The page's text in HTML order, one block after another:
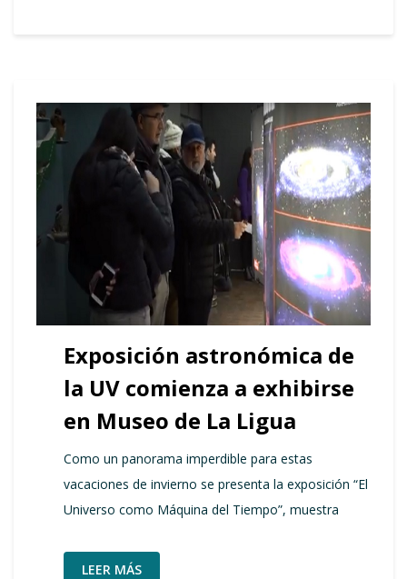
Exposición astronómica de
la UV comienza a exhibirse
en Museo de La Ligua
Como un panorama imperdible para estas
vacaciones de invierno se presenta la exposición “El
Universo como Máquina del Tiempo”, muestra
LEER MÁS